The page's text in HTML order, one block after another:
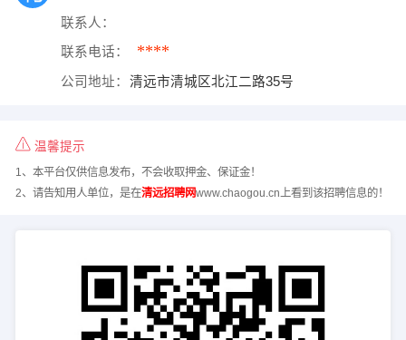
联系人：
联系电话： ****
公司地址： 清远市清城区北江二路35号
温馨提示
1、本平台仅供信息发布，不会收取押金、保证金！
2、请告知用人单位，是在清远招聘网www.chaogou.cn上看到该招聘信息的！